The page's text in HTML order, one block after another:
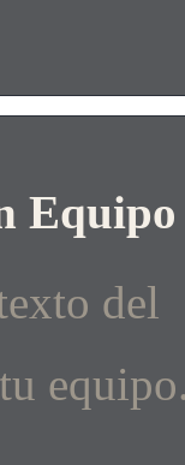
Equipo
del